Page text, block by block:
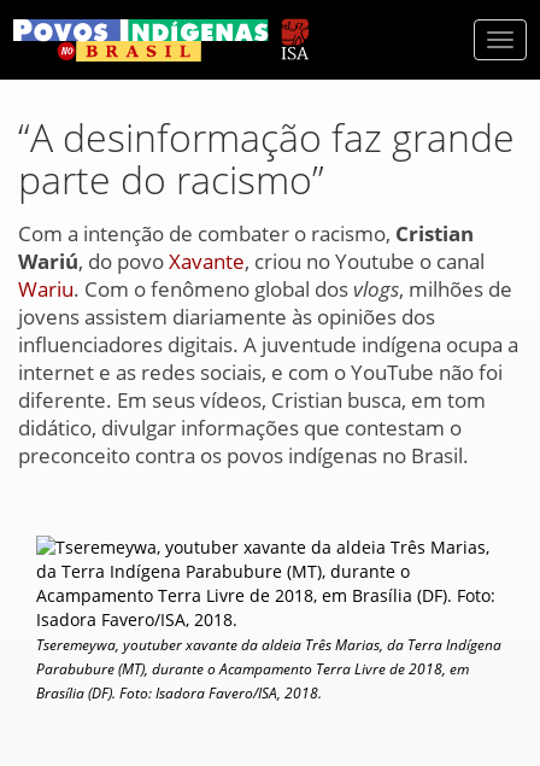
“A desinformação faz grande
parte do racismo”
Com a intenção de combater o racismo, Cristian
Wariú, do povoXavante, criou no Youtube o canal
Wariu. Com o fenômeno global dosvlogs, milhões de
jovens assistem diariamente às opiniões dos
influenciadores digitais. A juventude indígena ocupa a
internet e as redes sociais, e com o YouTube não foi
diferente. Em seus vídeos, Cristian busca, em tom
didático, divulgar informações que contestam o
preconceito contra os povos indígenas no Brasil.
Tseremeywa, youtuber xavante da aldeia Três Marias, da Terra Indígena
Parabubure (MT), durante o Acampamento Terra Livre de 2018, em
Brasília (DF). Foto: Isadora Favero/ISA, 2018.